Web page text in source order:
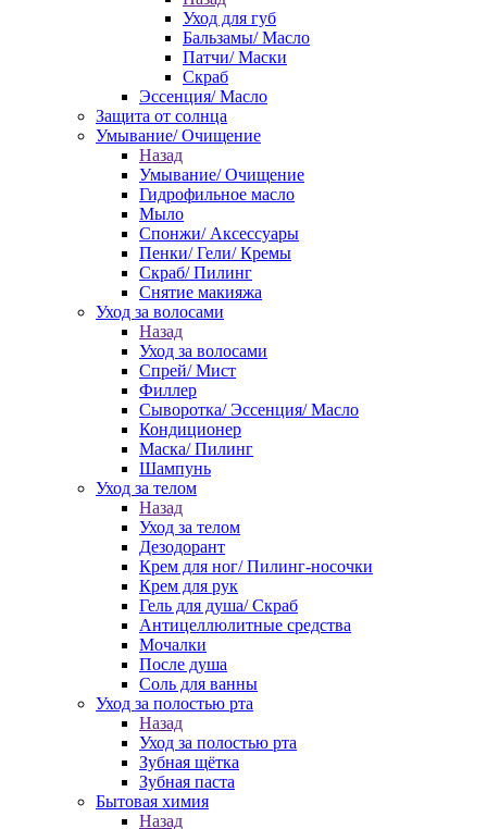
Уход для губ
Бальзамы/ Масло
Патчи/ Маски
Скраб
Эссенция/ Масло
Защита от солнца
Умывание/ Очищение
Назад
Умывание/ Очищение
Гидрофильное масло
Мыло
Спонжи/ Аксессуары
Пенки/ Гели/ Кремы
Скраб/ Пилинг
Снятие макияжа
Уход за волосами
Назад
Уход за волосами
Спрей/ Мист
Филлер
Сыворотка/ Эссенция/ Масло
Кондиционер
Маска/ Пилинг
Шампунь
Уход за телом
Назад
Уход за телом
Дезодорант
Крем для ног/ Пилинг-носочки
Крем для рук
Гель для душа/ Скраб
Антицеллюлитные средства
Мочалки
После душа
Соль для ванны
Уход за полостью рта
Назад
Уход за полостью рта
Зубная щётка
Зубная паста
Бытовая химия
Назад